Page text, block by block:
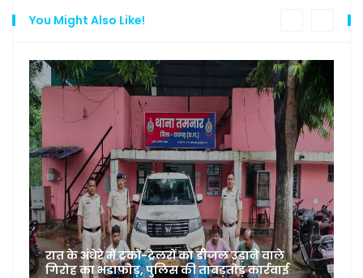
You Might Also Like!
का डीजल उड़ाने वाले
की ताबड़तोड़ कार्रवाई
अतिथि शिक्षकों के लिए